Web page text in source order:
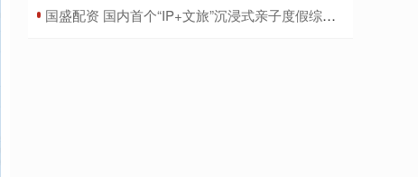
​国盛配资 国内首个“IP+文旅”沉浸式亲子度假综合体落地北京昌平